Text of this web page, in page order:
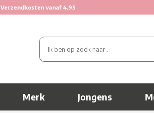
Verzendkosten vanaf 4,95
Merk Jongens